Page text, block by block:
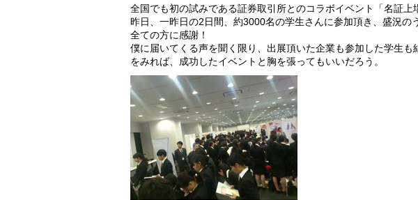
全国でも初の試みである証券取引所とのコラボイベント「名証上
昨日、一昨日の2日間、約3000名の学生さんに参加頂き、盛況の
全ての方に感謝！
僕に届いてくる声を聞く限り、出展頂いた企業も参加した学生
をみれば、成功したイベントと胸を張ってもいいだろう。